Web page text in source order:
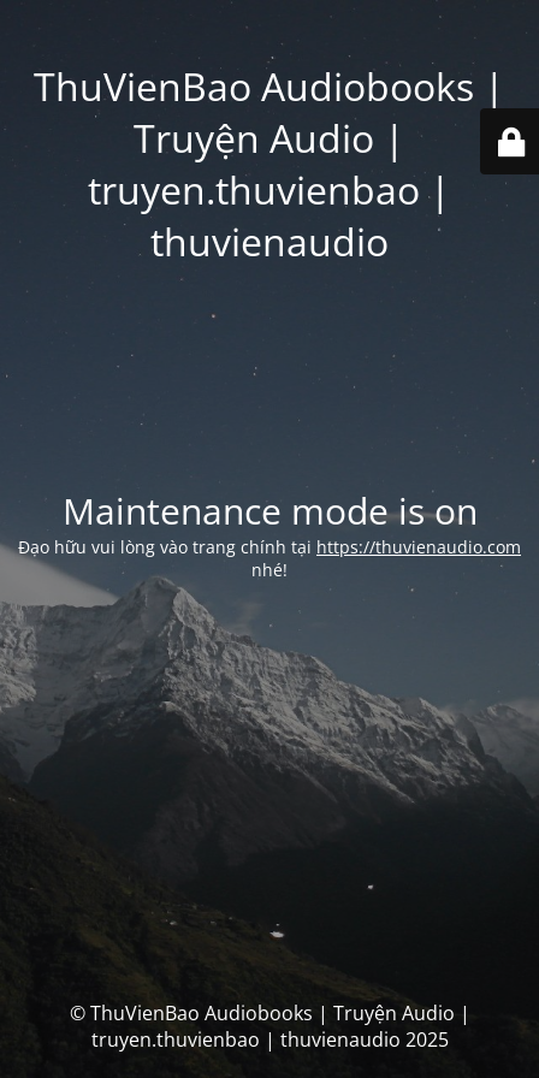
ThuVienBao Audiobooks |
Truyện Audio |
truyen.thuvienbao |
thuvienaudio
Maintenance mode is on
Đạo hữu vui lòng vào trang chính tại https://thuvienaudio.com
nhé!
© ThuVienBao Audiobooks | Truyện Audio |
truyen.thuvienbao | thuvienaudio 2025